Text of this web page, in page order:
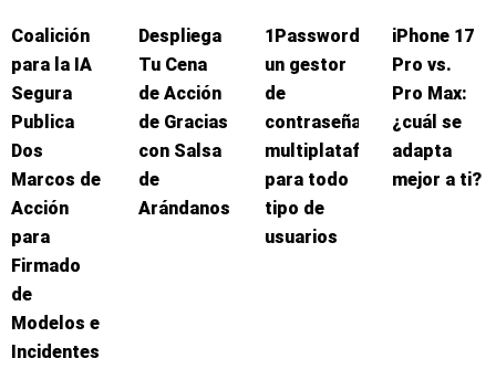
Coalición
para la IA
Segura
Publica
Dos
Marcos de
Acción
para
Firmado
de
Modelos e
Incidentes
Despliega
Tu Cena
de Acción
de Gracias
con Salsa
de
Arándanos
1Password:
un gestor
de
contraseñas
multiplataforma
para todo
tipo de
usuarios
iPhone 17
Pro vs.
Pro Max:
¿cuál se
adapta
mejor a ti?